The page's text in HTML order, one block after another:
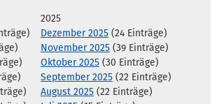
2025
Dezember 2025 (24 Einträge)
November 2025 (39 Einträge)
Oktober 2025 (30 Einträge)
September 2025 (22 Einträge)
August 2025 (22 Einträge)